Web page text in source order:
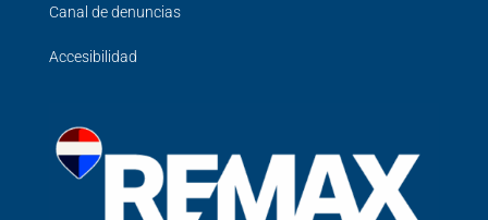
Canal de denuncias
Accesibilidad